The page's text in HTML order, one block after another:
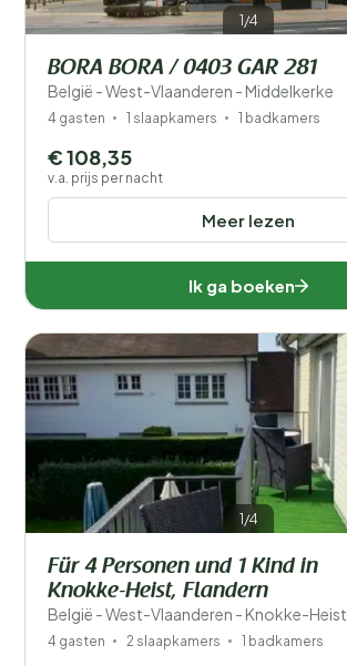
1/4
BORA BORA / 0403 GAR 281
België - West-Vlaanderen - Middelkerke
4 gasten 1 slaapkamers 1 badkamers
Meer lezen
€ 108,35
v.a. prijs per nacht
Ik ga boeken
1/4
Für 4 Personen und 1 Kind in
Knokke-Heist, Flandern
België - West-Vlaanderen - Knokke-Heist
4 gasten 2 slaapkamers 1 badkamers